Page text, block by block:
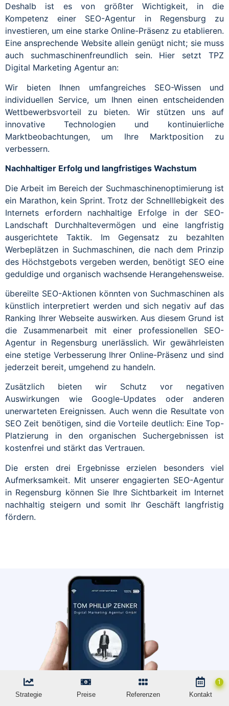
Deshalb ist es von größter Wichtigkeit, in die
Kompetenz einer SEO-Agentur in Regensburg zu
investieren, um eine starke Online-Präsenz zu etablieren.
Eine ansprechende Website allein genügt nicht; sie muss
auch suchmaschinenfreundlich sein. Hier setzt TPZ
Digital Marketing Agentur an:
Wir bieten Ihnen umfangreiches SEO-Wissen und
individuellen Service, um Ihnen einen entscheidenden
Wettbewerbsvorteil zu bieten. Wir stützen uns auf
innovative Technologien und kontinuierliche
Marktbeobachtungen, um Ihre Marktposition zu
verbessern.
Nachhaltiger Erfolg und langfristiges Wachstum
Die Arbeit im Bereich der Suchmaschinenoptimierung ist
ein Marathon, kein Sprint. Trotz der Schnelllebigkeit des
Internets erfordern nachhaltige Erfolge in der SEO-
Landschaft Durchhaltevermögen und eine langfristig
ausgerichtete Taktik. Im Gegensatz zu bezahlten
Werbeplätzen in Suchmaschinen, die nach dem Prinzip
des Höchstgebots vergeben werden, benötigt SEO eine
geduldige und organisch wachsende Herangehensweise.
übereilte SEO-Aktionen könnten von Suchmaschinen als
künstlich interpretiert werden und sich negativ auf das
Ranking Ihrer Webseite auswirken. Aus diesem Grund ist
die Zusammenarbeit mit einer professionellen SEO-
Agentur in Regensburg unerlässlich. Wir gewährleisten
eine stetige Verbesserung Ihrer Online-Präsenz und sind
jederzeit bereit, umgehend zu handeln.
Zusätzlich bieten wir Schutz vor negativen
Auswirkungen wie Google-Updates oder anderen
unerwarteten Ereignissen. Auch wenn die Resultate von
SEO Zeit benötigen, sind die Vorteile deutlich: Eine Top-
Platzierung in den organischen Suchergebnissen ist
kostenfrei und stärkt das Vertrauen.
Die ersten drei Ergebnisse erzielen besonders viel
Aufmerksamkeit. Mit unserer engagierten SEO-Agentur
in Regensburg können Sie Ihre Sichtbarkeit im Internet
nachhaltig steigern und somit Ihr Geschäft langfristig
fördern.
Strategie Preise Referenzen Kontakt